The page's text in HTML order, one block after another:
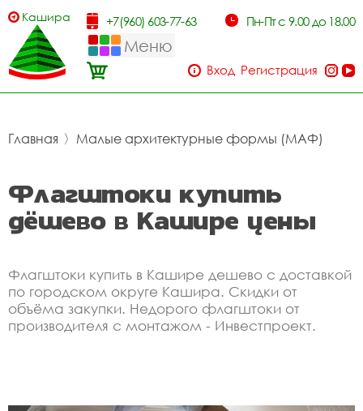
Кашира +7(960) 603-77-63 Пн-Пт с 9.00 до 18.00
Меню
Вход Регистрация
Главная 〉 Малые архитектурные формы (МАФ)
Флагштоки купить
дёшево в Кашире цены
Флагштоки купить в Кашире дешево с доставкой
по городском округе Кашира. Скидки от
объёма закупки. Недорого флагштоки от
производителя с монтажом - Инвестпроект.